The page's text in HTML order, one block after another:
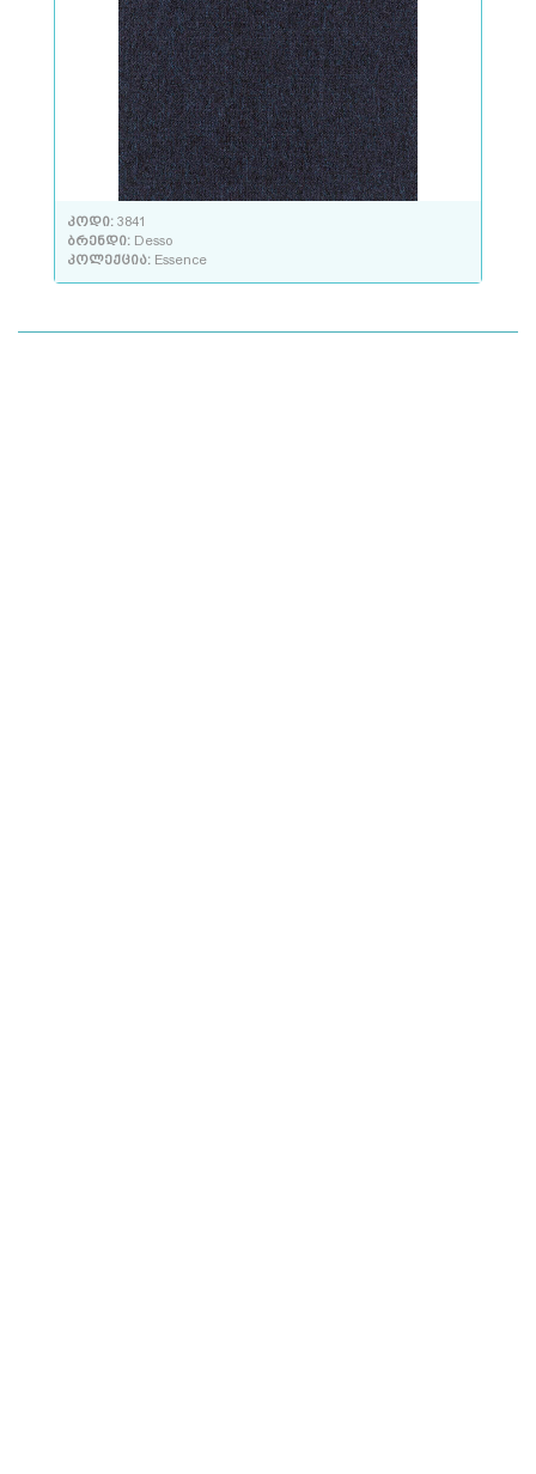
კოდი: 3841
ბრენდი: Desso
კოლექცია: Essence